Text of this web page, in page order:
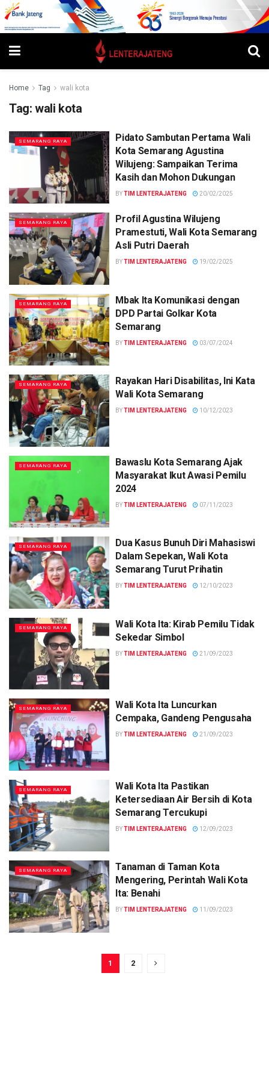
Home Tag wali kota
Tag: wali kota
SEMARANG RAYA
Pidato Sambutan Pertama Wali
Kota Semarang Agustina
Wilujeng: Sampaikan Terima
Kasih dan Mohon Dukungan
BYTIM LENTERAJATENG 20/02/2025
SEMARANG RAYA
Profil Agustina Wilujeng
Pramestuti, Wali Kota Semarang
Asli Putri Daerah
BYTIM LENTERAJATENG 19/02/2025
SEMARANG RAYA
Mbak Ita Komunikasi dengan
DPD Partai Golkar Kota
Semarang
BYTIM LENTERAJATENG 03/07/2024
SEMARANG RAYA
Rayakan Hari Disabilitas, Ini Kata
Wali Kota Semarang
BYTIM LENTERAJATENG 10/12/2023
SEMARANG RAYA
Bawaslu Kota Semarang Ajak
Masyarakat Ikut Awasi Pemilu
2024
BYTIM LENTERAJATENG 07/11/2023
SEMARANG RAYA
Dua Kasus Bunuh Diri Mahasiswi
Dalam Sepekan, Wali Kota
Semarang Turut Prihatin
BYTIM LENTERAJATENG 12/10/2023
SEMARANG RAYA
Wali Kota Ita: Kirab Pemilu Tidak
Sekedar Simbol
BYTIM LENTERAJATENG 21/09/2023
SEMARANG RAYA
Wali Kota Ita Luncurkan
Cempaka, Gandeng Pengusaha
BYTIM LENTERAJATENG 21/09/2023
SEMARANG RAYA
Wali Kota Ita Pastikan
Ketersediaan Air Bersih di Kota
Semarang Tercukupi
BYTIM LENTERAJATENG 12/09/2023
SEMARANG RAYA
Tanaman di Taman Kota
Mengering, Perintah Wali Kota
Ita: Benahi
BYTIM LENTERAJATENG 11/09/2023
1 2